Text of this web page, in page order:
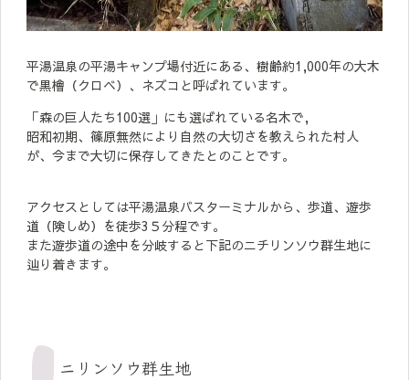
平湯温泉の平湯キャンプ場付近にある、樹齢約1,000年の大木
で黒檜（クロベ）、ネズコと呼ばれています。
「森の巨人たち100選」にも選ばれている名木で,
昭和初期、篠原無然により自然の大切さを教えられた村人
が、今まで大切に保存してきたとのことです。
アクセスとしては平湯温泉バスターミナルから、歩道、遊歩
道（険しめ）を徒歩3５分程です。
また遊歩道の途中を分岐すると下記のニチリンソウ群生地に
辿り着きます。
ニリンソウ群生地